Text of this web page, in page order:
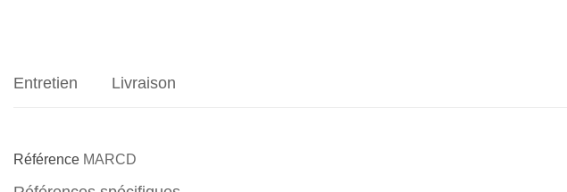
Entretien Livraison
Référence MARCD